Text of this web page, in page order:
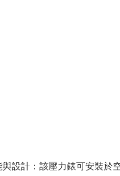
與設計：該壓力錶可安裝於